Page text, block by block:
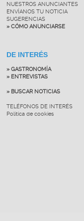
NUESTROS ANUNCIANTES
ENVÍANOS TU NOTICIA
SUGERENCIAS
» CÓMO ANUNCIARSE
DE INTERÉS
» GASTRONOMÍA
» ENTREVISTAS
» BUSCAR NOTICIAS
TELÉFONOS DE INTERÉS
Política de cookies